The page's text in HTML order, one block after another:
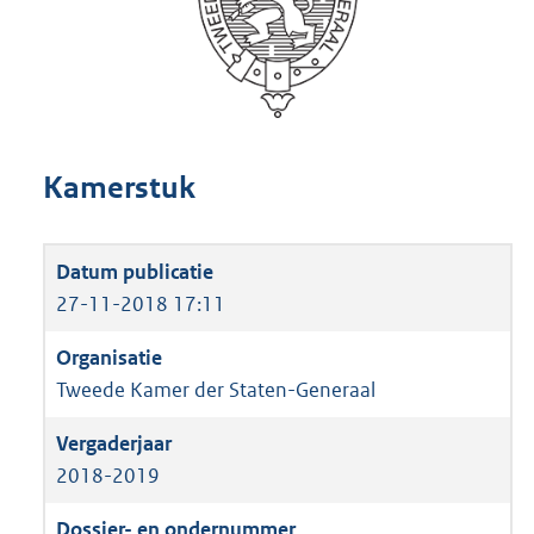
Kamerstuk
27-11-2018 17:11
Tweede Kamer der Staten-Generaal
2018-2019